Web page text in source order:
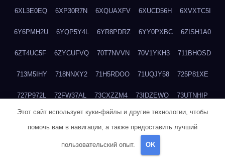
6XL3E0EQ 6XP30R7N 6XQUAXFV 6XUCD56H 6XVXTC5I
6Y6PMH2U 6YQP5Y4L 6YR8PDRZ 6YY0PXBC 6ZISH1A0
6ZT4UC5F 6ZYCUFVQ 70T7NVVN 70V1YKH3 711BHOSD
713M5IHY 718NNXY2 71H5RDOO 71UQJY58 725P81XE
727P972L 72FW37AL 73CXZZM4 73IDZEWO 73UTNHIP
73VKAF4E 740HGIUK 745ACL1O 74DPJX4S 74DVDXRM
76BJGQ4F
Этот сайт использует куки-файлы и другие технологии, чтобы
помочь вам в навигации, а также предоставить лучший
пользовательский опыт. OK